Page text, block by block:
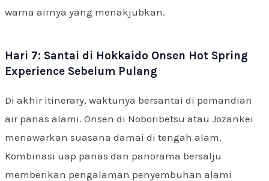
warna airnya yang menakjubkan.
Hari 7: Santai di Hokkaido Onsen Hot Spring
Experience Sebelum Pulang
Di akhir itinerary, waktunya bersantai di pemandian
air panas alami. Onsen di Noboribetsu atau Jozankei
menawarkan suasana damai di tengah alam.
Kombinasi uap panas dan panorama bersalju
memberikan pengalaman penyembuhan alami